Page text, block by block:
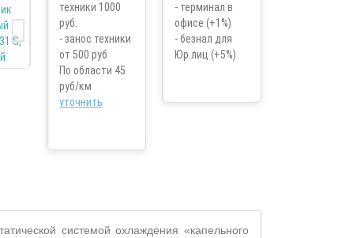
техники 1000
руб.
- занос техники
от 500 руб
По области 45
руб/км
уточнить
- терминал в
офисе (+1%)
- безнал для
Юр.лиц (+5%)
системой охлаждения «капельного